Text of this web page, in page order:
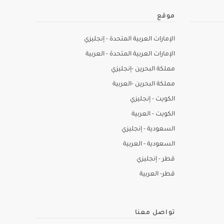
موقع
الإمارات العربية المتحدة - إنجليزي
الإمارات العربية المتحدة - العربية
مملكة البحرين -إنجليزي
مملكة البحرين -العربية
الكويت - إنجليزي
الكويت - العربية
السعودية - إنجليزي
السعودية - العربية
قطر - إنجليزي
قطر- العربية
تواصل معنا